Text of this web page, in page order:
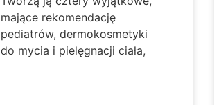
mające rekomendację
pediatrów, dermokosmetyki
do mycia i pielęgnacji ciała,